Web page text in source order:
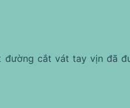
cắt vát tay vịn đã